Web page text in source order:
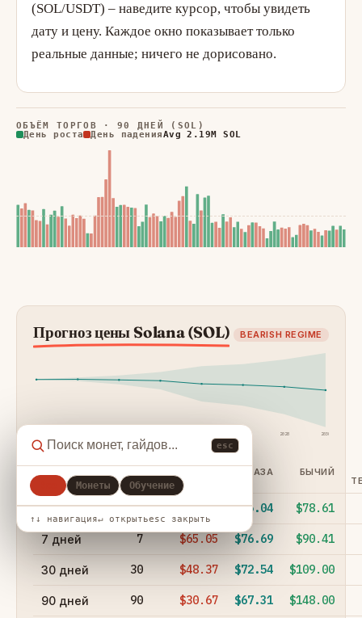
esc
Монеты Обучение
↑↓ навигация↵ открытьesc закрыть
(SOL/USDT) – наведите курсор, чтобы увидеть
дату и цену. Каждое окно показывает только
реальные данные; ничего не дорисовано.
ОБЪЁМ ТОРГОВ · 90 ДНЕЙ (SOL)
День роста
День паденияAvg 2.19M SOL
Прогноз цены Solana (SOL) BEARISH REGIME
2028 2030
БАЗА БЫЧИЙ
24 часа 1 $71.63 $75.04 $78.61
7 дней 7 $65.05 $76.69 $90.41
30 дней 30 $48.37 $72.54 $109.00
90 дней 90 $30.67 $67.31 $148.00